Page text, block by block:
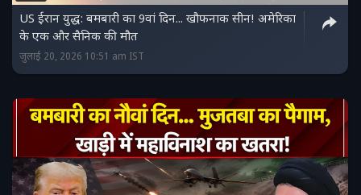
US ईरान युद्ध: बमबारी का 9वां दिन... खौफनाक सीन! अमेरिका
के एक और सैनिक की मौत
जुलाई 20, 2026 10:51 am IST